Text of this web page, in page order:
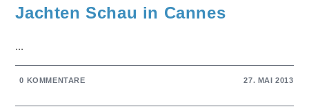
Jachten Schau in Cannes
...
0 KOMMENTARE 27. MAI 2013